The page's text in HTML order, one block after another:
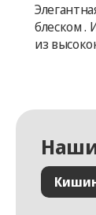
блеском .
из